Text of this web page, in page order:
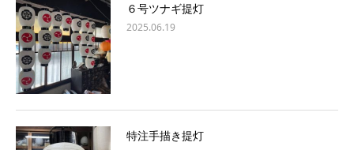
６号ツナギ提灯
2025.06.19
特注手描き提灯